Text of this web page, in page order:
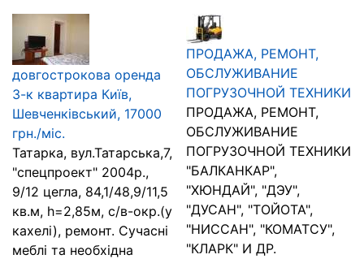
довгострокова оренда
3-к квартира Київ,
Шевченківський, 17000
грн./міс.
Татарка, вул.Татарська,7,
"спецпроект" 2004р.,
9/12 цегла, 84,1/48,9/11,5
кв.м, h=2,85м, с/в-окр.(у
кахелі), ремонт. Сучасні
меблі та необхідна
ПРОДАЖА, РЕМОНТ,
ОБСЛУЖИВАНИЕ
ПОГРУЗОЧНОЙ ТЕХНИКИ
ПРОДАЖА, РЕМОНТ,
ОБСЛУЖИВАНИЕ
ПОГРУЗОЧНОЙ ТЕХНИКИ
"БАЛКАНКАР",
"ХЮНДАЙ", "ДЭУ",
"ДУСАН", "ТОЙОТА",
"НИССАН", "КОМАТСУ",
"КЛАРК" И ДР.